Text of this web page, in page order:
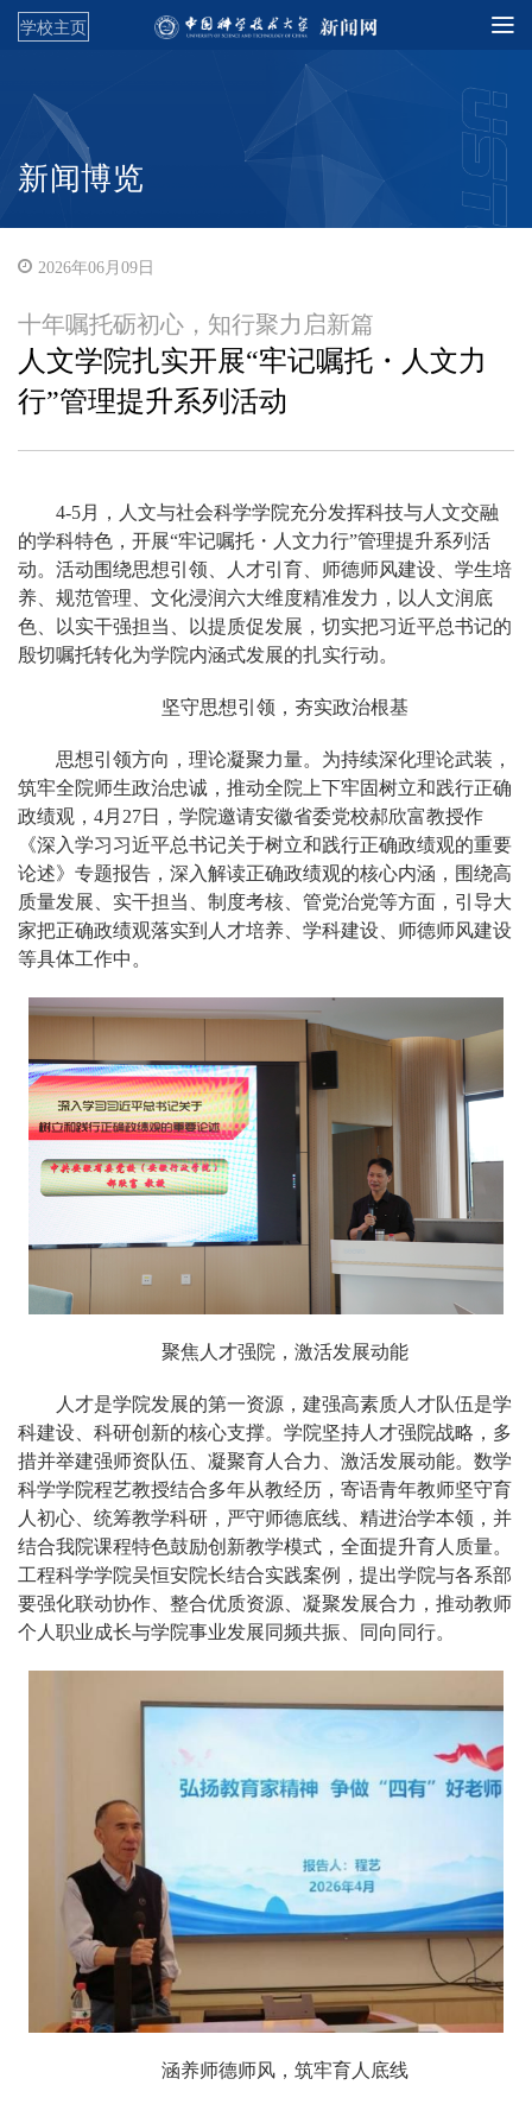
学校主页
新闻博览
2026年06月09日
十年嘱托砺初心，知行聚力启新篇
人文学院扎实开展“牢记嘱托・人文力
行”管理提升系列活动
4-5月，
人文与社会科学学院充分发挥科技与人文交融
的学科特色，开展“牢记嘱托・人文力行”管理提升系列活
动。活动围绕思想引领、人才引育、师德师风建设、学生培
养、规范管理、文化浸润六大维度精准发力，以人文润底
色、以实干强担当、以提质促发展，切实把习近平总书记的
殷切嘱托转化为学院内涵式发展的扎实行动。
坚守思想引领，夯实政治根基
思想引领方向，理论凝聚力量。为持续深化理论武装，
筑牢全院师生政治忠诚，推动全院上下牢固树立和践行正确
政绩观，4月27日，学院邀请安徽省委党校郝欣富教授作
《深入学习习近平总书记关于树立和践行正确政绩观的重要
论述》专题报告，深入解读正确政绩观的核心内涵，围绕高
质量发展、实干担当、制度考核、管党治党等方面，引导大
家把正确政绩观落实到人才培养、学科建设、师德师风建设
等具体工作中。
聚焦人才强院，激活发展动能
人才是学院发展的第一资源，建强高素质人才队伍是学
科建设、科研创新的核心支撑。学院坚持人才强院战略，多
措并举建强师资队伍、凝聚育人合力、激活发展动能。数学
科学学院程艺教授结合多年从教经历，寄语青年教师坚守育
人初心、统筹教学科研，严守师德底线、精进治学本领，并
结合我院课程特色鼓励创新教学模式，全面提升育人质量。
工程科学学院吴恒安院长结合实践案例，提出学院与各系部
要强化联动协作、整合优质资源、凝聚发展合力，推动教师
个人职业成长与学院事业发展同频共振、同向同行。
涵养师德师风，筑牢育人底线